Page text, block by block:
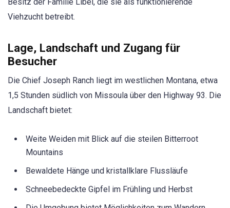
Viehzucht betreibt.
Lage, Landschaft und Zugang für
Besucher
Die Chief Joseph Ranch liegt im westlichen Montana, etwa
1,5 Stunden südlich von Missoula über den Highway 93. Die
Landschaft bietet:
Weite Weiden mit Blick auf die steilen Bitterroot
Mountains
Bewaldete Hänge und kristallklare Flussläufe
Schneebedeckte Gipfel im Frühling und Herbst